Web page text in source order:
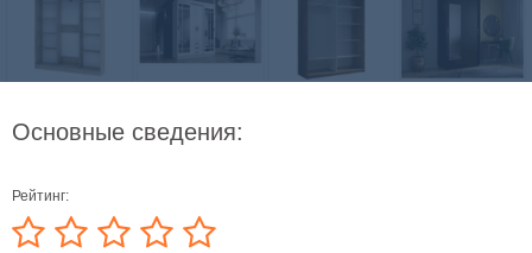
Основные сведения:
Рейтинг: